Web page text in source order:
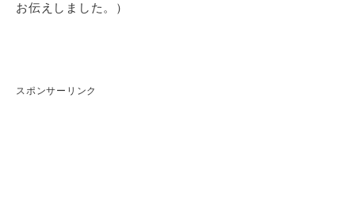
お伝えしました。）
スポンサーリンク